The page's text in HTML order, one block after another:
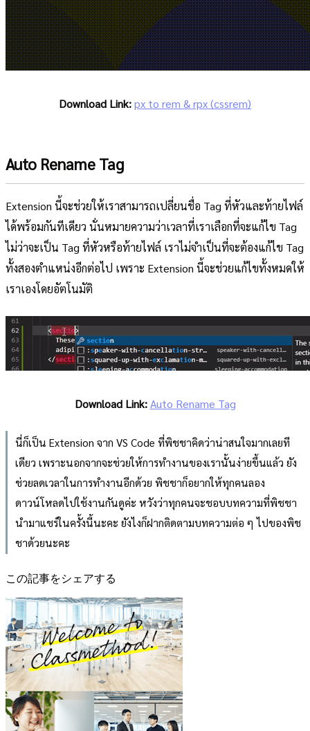
Download Link:px to rem & rpx (cssrem)
Auto Rename Tag
Extension นี้จะช่วยให้เราสามารถเปลี่ยนชื่อ Tag ที่หัวและท้ายไฟล์
ได้พร้อมกันทีเดียว นั่นหมายความว่าเวลาที่เราเลือกที่จะแก้ไข Tag
ไม่ว่าจะเป็น Tag ที่หัวหรือท้ายไฟล์ เราไม่จำเป็นที่จะต้องแก้ไข Tag
ทั้งสองตำแหน่งอีกต่อไป เพราะ Extension นี้จะช่วยแก้ไขทั้งหมดให้
เราเองโดยอัตโนมัติ
Download Link: Auto Rename Tag
นี่ก็เป็น Extension จาก VS Code ที่พิชชาคิดว่าน่าสนใจมากเลยที
เดียว เพราะนอกจากจะช่วยให้การทำงานของเรานั้นง่ายขึ้นแล้ว ยัง
ช่วยลดเวลาในการทำงานอีกด้วย พิชชาก็อยากให้ทุกคนลอง
ดาวน์โหลดไปใช้งานกันดูค่ะ หวังว่าทุกคนจะชอบบทความที่พิชชา
นำมาแชร์ในครั้งนี้นะคะ ยังไงก็ฝากติดตามบทความต่อ ๆ ไปของพิช
ชาด้วยนะคะ
この記事をシェアする